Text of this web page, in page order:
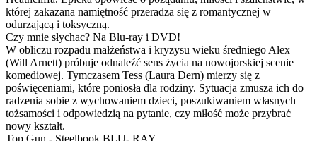
której zakazana namiętność przeradza się z romantycznej w
odurzającą i toksyczną.
Czy mnie słychac? Na Blu-ray i DVD!
W obliczu rozpadu małżeństwa i kryzysu wieku średniego Alex
(Will Arnett) próbuje odnaleźć sens życia na nowojorskiej scenie
komediowej. Tymczasem Tess (Laura Dern) mierzy się z
poświęceniami, które poniosła dla rodziny. Sytuacja zmusza ich do
radzenia sobie z wychowaniem dzieci, poszukiwaniem własnych
tożsamości i odpowiedzią na pytanie, czy miłość może przybrać
nowy kształt.
Top Gun - Steelbook BLU- RAY